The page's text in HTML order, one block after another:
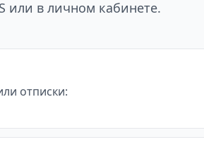
или в личном кабинете.
отписки: